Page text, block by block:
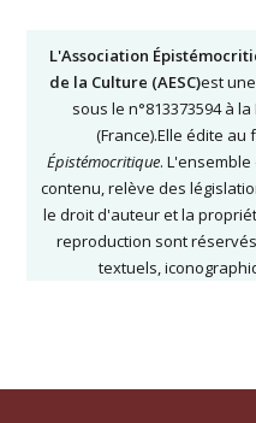
L'Association
de la Culture (AESC)est
sous le n°813373594 à
(France).Elle édite
Épistémocritique. L'ensemble
contenu, relève des
le droit d'auteur et la
reproduction sont
textuels,